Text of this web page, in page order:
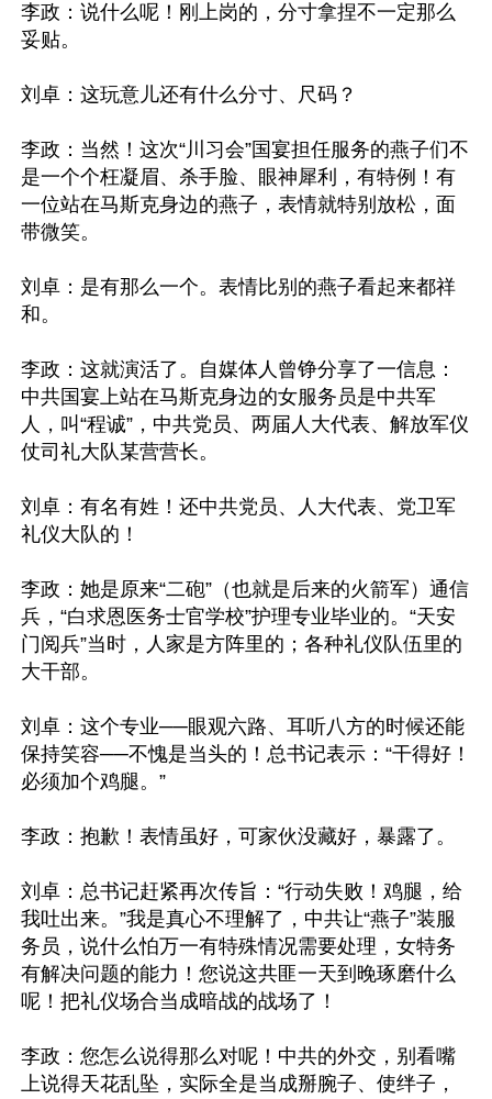
李政：说什么呢！刚上岗的，分寸拿捏不一定那么
妥贴。
刘卓：这玩意儿还有什么分寸、尺码？
李政：当然！这次“川习会”国宴担任服务的燕子们不
是一个个枉凝眉、杀手脸、眼神犀利，有特例！有
一位站在马斯克身边的燕子，表情就特别放松，面
带微笑。
刘卓：是有那么一个。表情比别的燕子看起来都祥
和。
李政：这就演活了。自媒体人曾铮分享了一信息：
中共国宴上站在马斯克身边的女服务员是中共军
人，叫“程诚”，中共党员、两届人大代表、解放军仪
仗司礼大队某营营长。
刘卓：有名有姓！还中共党员、人大代表、党卫军
礼仪大队的！
李政：她是原来“二砲”（也就是后来的火箭军）通信
兵，“白求恩医务士官学校”护理专业毕业的。“天安
门阅兵”当时，人家是方阵里的；各种礼仪队伍里的
大干部。
刘卓：这个专业──眼观六路、耳听八方的时候还能
保持笑容──不愧是当头的！总书记表示：“干得好！
必须加个鸡腿。”
李政：抱歉！表情虽好，可家伙没藏好，暴露了。
刘卓：总书记赶紧再次传旨：“行动失败！鸡腿，给
我吐出来。”我是真心不理解了，中共让“燕子”装服
务员，说什么怕万一有特殊情况需要处理，女特务
有解决问题的能力！您说这共匪一天到晚琢磨什么
呢！把礼仪场合当成暗战的战场了！
李政：您怎么说得那么对呢！中共的外交，别看嘴
上说得天花乱坠，实际全是当成掰腕子、使绊子，